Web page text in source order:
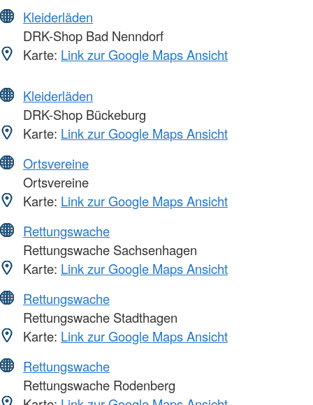
Kleiderläden
DRK-Shop Bad Nenndorf
Karte: Link zur Google Maps Ansicht
Kleiderläden
DRK-Shop Bückeburg
Karte: Link zur Google Maps Ansicht
Ortsvereine
Ortsvereine
Karte: Link zur Google Maps Ansicht
Rettungswache
Rettungswache Sachsenhagen
Karte: Link zur Google Maps Ansicht
Rettungswache
Rettungswache Stadthagen
Karte: Link zur Google Maps Ansicht
Rettungswache
Rettungswache Rodenberg